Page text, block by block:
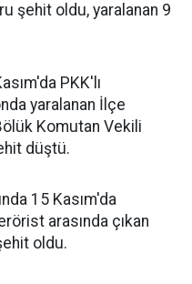
şehit oldu, yaralanan 9
PKK'lı
yaralanan İlçe
Komutan Vekili
düştü.
15 Kasım'da
arasında çıkan
oldu.